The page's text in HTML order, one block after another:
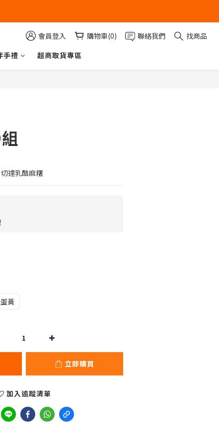
會員登入 購物車(0) 聯絡我們
找商品
手禮 超商取貨專區
達乳酪麻糬
黃
立即購買
加入追蹤清單